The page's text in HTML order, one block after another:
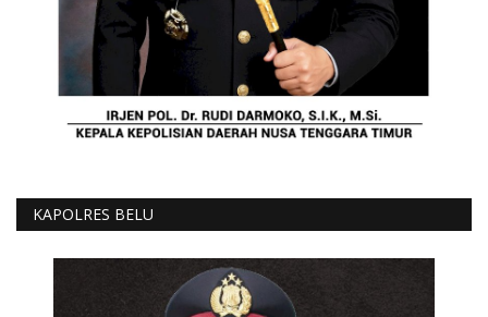
KAPOLRES BELU